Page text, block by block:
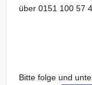
über 0151 100 57
Bitte folge und